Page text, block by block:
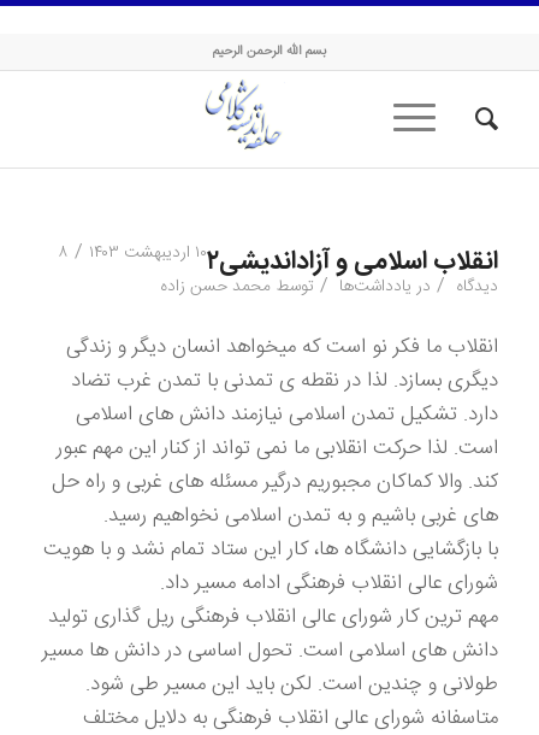
حلقه اندیشه کلامی
بسم الله الرحمن الرحیم
انقلاب اسلامی و آزاداندیشی۲ ۱۰ اردیبهشت ۱۴۰۳ / ۸
دیدگاه / در یادداشت‌ها / توسط محمد حسن زاده
انقلاب ما فکر نو است که میخواهد انسان دیگر و زندگی
دیگری بسازد. لذا در نقطه ی تمدنی با تمدن غرب تضاد
دارد. تشکیل تمدن اسلامی نیازمند دانش های اسلامی
است. لذا حرکت انقلابی ما نمی تواند از کنار این مهم عبور
کند. والا کماکان مجبوریم درگیر مسئله های غربی و راه حل
های غربی باشیم و به تمدن اسلامی نخواهیم رسید.
با بازگشایی دانشگاه ها، کار این ستاد تمام نشد و با هویت
شورای عالی انقلاب فرهنگی ادامه مسیر داد.
مهم ترین کار شورای عالی انقلاب فرهنگی ریل گذاری تولید
دانش های اسلامی است. تحول اساسی در دانش ها مسیر
طولانی و چندین است. لکن باید این مسیر طی شود.
متاسفانه شورای عالی انقلاب فرهنگی به دلایل مختلف